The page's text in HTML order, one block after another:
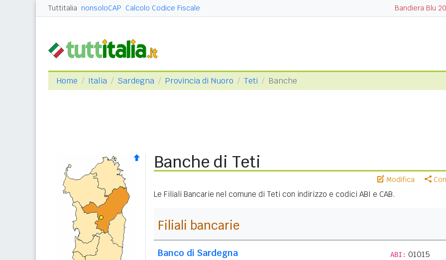
Tuttitalia nonsoloCAP Calcolo Codice Fiscale Bandiera Blu
Home Italia Sardegna Provincia di Nuoro Teti Banche
Banche di Teti
Modifica
Le Filiali Bancarie nel comune di Teti con indirizzo e codici ABI e CAB.
Filiali bancarie
Banco di Sardegna ABI: 01015